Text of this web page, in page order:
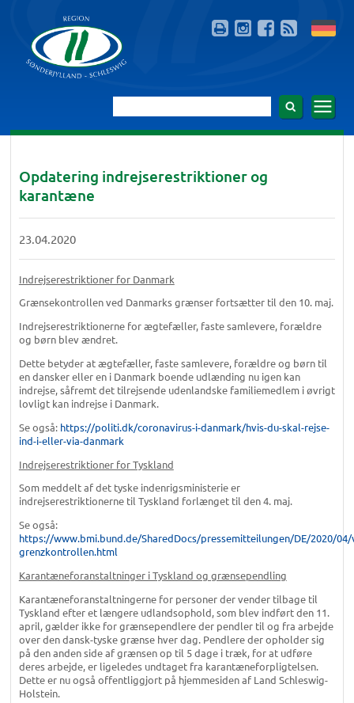
Opdatering indrejserestriktioner og
karantæne
23.04.2020
Indrejserestriktioner for Danmark
Grænsekontrollen ved Danmarks grænser fortsætter til den 10. maj.
Indrejserestriktionerne for ægtefæller, faste samlevere, forældre
og børn blev ændret.
Dette betyder at ægtefæller, faste samlevere, forældre og børn til
en dansker eller en i Danmark boende udlænding nu igen kan
indrejse, såfremt det tilrejsende udenlandske familiemedlem i øvrigt
lovligt kan indrejse i Danmark.
Se også: https://politi.dk/coronavirus-i-danmark/hvis-du-skal-rejse-
ind-i-eller-via-danmark
Indrejserestriktioner for Tyskland
Som meddelt af det tyske indenrigsministerie er
indrejserestriktionerne til Tyskland forlænget til den 4. maj.
Se også:
https://www.bmi.bund.de/SharedDocs/pressemitteilungen/DE/2020/
grenzkontrollen.html
Karantæneforanstaltninger i Tyskland og grænsependling
Karantæneforanstaltningerne for personer der vender tilbage til
Tyskland efter et længere udlandsophold, som blev indført den 11.
april, gælder ikke for grænsependlere der pendler til og fra arbejde
over den dansk-tyske grænse hver dag. Pendlere der opholder sig
på den anden side af grænsen op til 5 dage i træk, for at udføre
deres arbejde, er ligeledes undtaget fra karantæneforpligtelsen.
Dette er nu også offentliggjort på hjemmesiden af Land Schleswig-
Holstein.